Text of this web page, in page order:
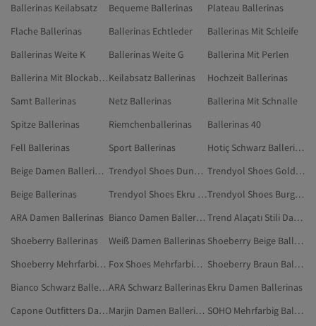
Ballerinas Keilabsatz Bequeme Ballerinas
Plateau Ballerinas
Flache Ballerinas
Ballerinas Echtleder
Ballerinas Mit Schleife
Ballerinas Weite K
Ballerinas Weite G
Ballerina Mit Perlen
Ballerina Mit BlockabsatzKeilabsatz Ballerinas
Hochzeit Ballerinas
Samt Ballerinas
Netz Ballerinas
Ballerina Mit Schnalle
Spitze Ballerinas
Riemchenballerinas
Ballerinas 40
Fell Ballerinas
Sport Ballerinas
Hotiç Schwarz Ballerinas
Beige Damen Ballerinas
Trendyol Shoes Dunkelblau Ballerinas
Trendyol Shoes Goldfarben Ballerinas
Beige Ballerinas
Trendyol Shoes Ekru Ballerinas
Trendyol Shoes Burgundrot Ballerinas
ARA Damen Ballerinas
Bianco Damen Ballerinas
Trend Alaçatı Stili Damen Ballerinas
Shoeberry Ballerinas
Weiß Damen Ballerinas
Shoeberry Beige Ballerinas
Shoeberry Mehrfarbig Ballerinas
Fox Shoes Mehrfarbig Ballerinas
Shoeberry Braun Ballerinas
Bianco Schwarz BallerinasARA Schwarz BallerinasEkru Damen Ballerinas
Capone Outfitters Damen Ballerinas
Marjin Damen Ballerinas
SOHO Mehrfarbig Ballerinas